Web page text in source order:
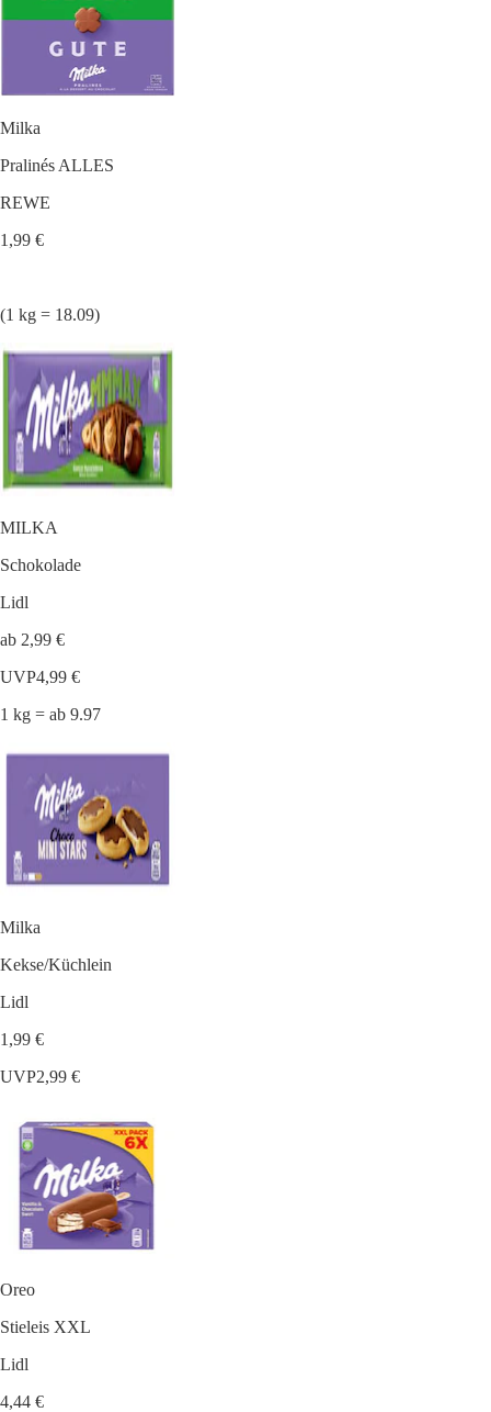
Milka
Pralinés ALLES
REWE
1,99 €
(1 kg = 18.09)
MILKA
Schokolade
Lidl
ab 2,99 €
UVP4,99 €
1 kg = ab 9.97
Milka
Kekse/Küchlein
Lidl
1,99 €
UVP2,99 €
Oreo
Stieleis XXL
Lidl
4,44 €